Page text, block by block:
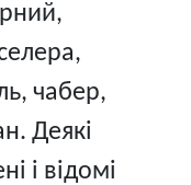
чабер,
Деякі
і відомі